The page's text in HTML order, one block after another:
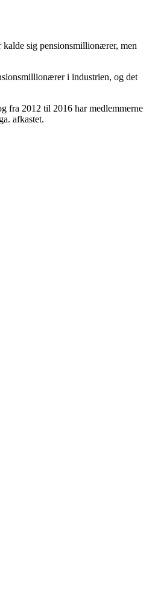
sig pensionsmillionærer, men
i industrien, og det
fra 2012 til 2016 har medlemmerne
afkastet.